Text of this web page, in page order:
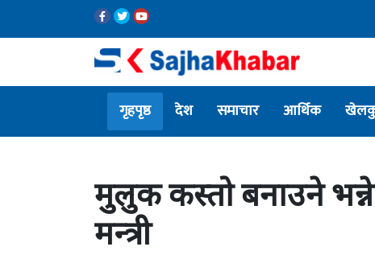
गृहपृष्ठ देश समाचार आर्थिक
मुलुक कस्तो बनाउने भन्ने
मन्त्री